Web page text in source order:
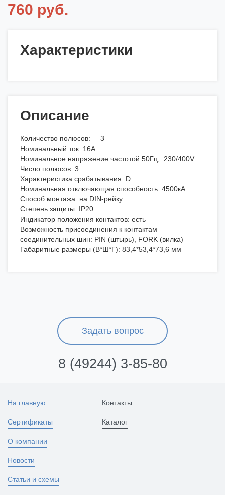
760 руб.
Характеристики
Описание
Количество полюсов: 3
Номинальный ток: 16А
Номинальное напряжение частотой 50Гц,: 230/400V
Число полюсов: 3
Характеристика срабатывания: D
Номинальная отключающая способность: 4500кА
Способ монтажа: на DIN-рейку
Степень защиты: IP20
Индикатор положения контактов: есть
Возможность присоединения к контактам
соединительных шин: PIN (штырь), FORK (вилка)
Габаритные размеры (В*Ш*Г): 83,4*53,4*73,6 мм
Задать вопрос
8 (49244) 3-85-80
На главную
Сертификаты
О компании
Новости
Статьи и схемы
Контакты
Каталог